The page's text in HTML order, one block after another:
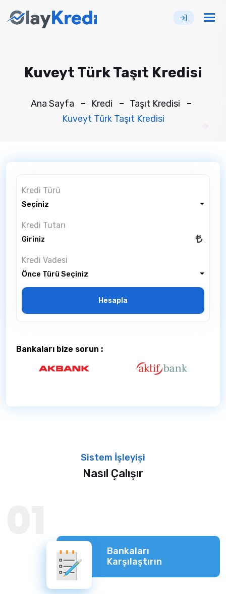
Kuveyt Türk Taşıt Kredisi
Ana Sayfa Kredi
Taşıt Kredisi
Kuveyt Türk Taşıt Kredisi
Kredi Türü
Seçiniz
Kredi Tutarı
Kredi Vadesi
Önce Türü Seçiniz
Hesapla
Bankaları bize sorun :
Sistem İşleyişi
Nasıl Çalışır
Bankaları
Karşılaştırın